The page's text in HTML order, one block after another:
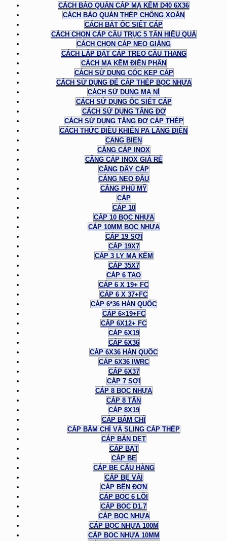
CÁCH BẢO QUẢN CÁP MẠ KẼM D40 6X36
CÁCH BẢO QUẢN THÉP CHỐNG XOẮN
CÁCH BẮT ỐC SIẾT CÁP
CÁCH CHỌN CÁP CẦU TRỤC 5 TẤN HIỆU QUẢ
CÁCH CHỌN CÁP NEO GIẰNG
CÁCH LẮP ĐẶT CÁP TREO CẦU THANG
CÁCH MẠ KẼM ĐIỆN PHÂN
CÁCH SỬ DỤNG CÓC KẸP CÁP
CÁCH SỬ DỤNG ĐỂ CÁP THÉP BỌC NHỰA
CÁCH SỬ DỤNG MA NÍ
CÁCH SỬ DỤNG ỐC SIẾT CÁP
CÁCH SỬ DỤNG TĂNG ĐƠ
CÁCH SỬ DỤNG TĂNG ĐƠ CÁP THÉP
CÁCH THỨC ĐIỀU KHIỂN PA LĂNG ĐIỆN
CANG BIEN
CĂNG CÁP INOX
CĂNG CÁP INOX GIÁ RẺ
CĂNG DÂY CÁP
CẢNG NEO ĐẬU
CẢNG PHÚ MỸ
CÁP
CÁP 10
CÁP 10 BỌC NHỰA
CÁP 10MM BỌC NHỰA
CÁP 19 SỢI
CÁP 19X7
CÁP 3 LY MẠ KẼM
CÁP 35X7
CÁP 6 TAO
CÁP 6 X 19+ FC
CÁP 6 X 37+FC
CÁP 6*36 HÀN QUỐC
CÁP 6×19+FC
CÁP 6X12+ FC
CÁP 6X19
CÁP 6X36
CÁP 6X36 HÀN QUỐC
CÁP 6X36 IWRC
CÁP 6X37
CÁP 7 SỢI
CÁP 8 BỌC NHỰA
CÁP 8 TẤN
CÁP 8X19
CÁP BẤM CHÌ
CÁP BẤM CHÌ VÀ SLING CÁP THÉP
CÁP BẢN DẸT
CÁP BẠT
CÁP BẸ
CÁP BẸ CẨU HÀNG
CÁP BẸ VẢI
CÁP BỆN ĐƠN
CÁP BỌC 6 LÕI
CÁP BỌC D1.7
CÁP BỌC NHỰA
CÁP BỌC NHỰA 100M
CÁP BỌC NHỰA 10MM